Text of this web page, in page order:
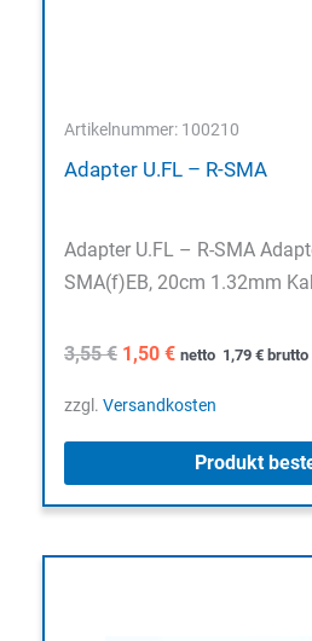
Artikelnummer: 100210
Adapter U.FL – R-SMA
Adapter U.FL – R-SMA
SMA(f)EB, 20cm 1.32mm
3,55€ Ursprünglicher
war:
1,50 €Aktueller
ist:
netto 1,79 € brutto
zzgl. Versandkosten
Produkt